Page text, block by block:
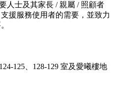
人士及其家長 / 親屬 / 照顧者
援服務使用者的需要，並致力
125、128-129 室及愛曦樓地